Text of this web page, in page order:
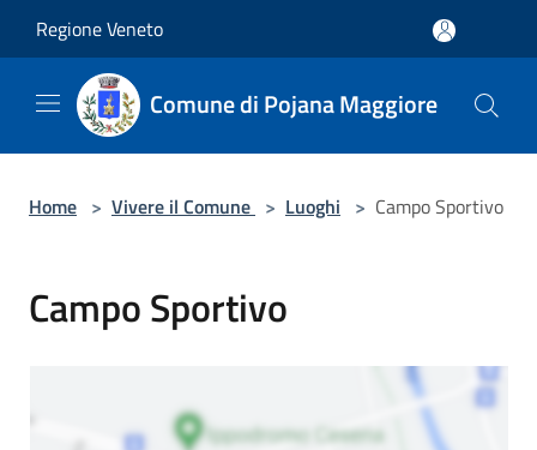
Regione Veneto
Comune di Pojana Maggiore
Home > Vivere il Comune > Luoghi > Campo Sportivo
Campo Sportivo